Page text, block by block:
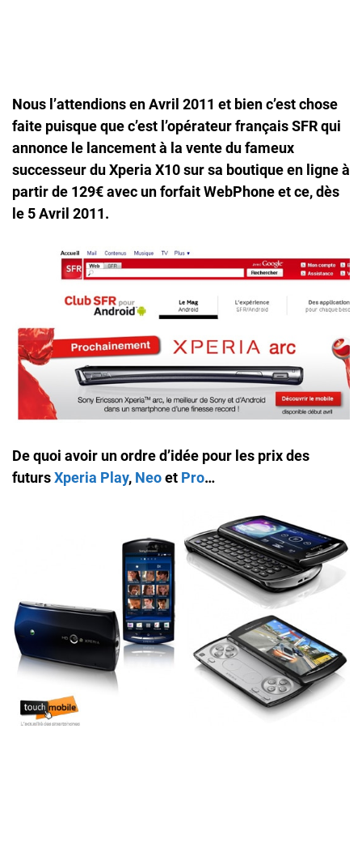
Nous l’attendions enAvril 2011 et bien c’est chose
faite puisque que c’est l’opérateur françaisSFRqui
annonce le lancement à la ventedu fameux
successeur du Xperia X10 sur sa boutique en ligneà
partir de 129€avec un forfait WebPhone et ce, dès
le 5 Avril 2011.
De quoi avoir un ordre d’idée pour les prix des
futursXperia Play, Neoet Pro…